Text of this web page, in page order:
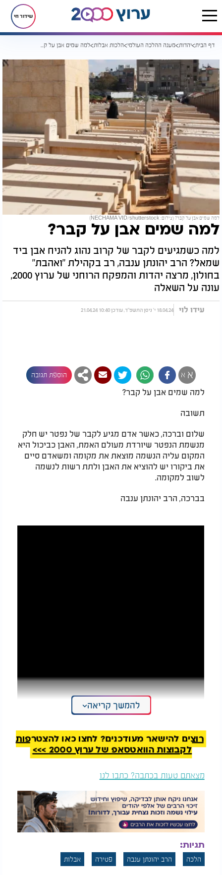
שידור חי
דף הבית יהדות מענה ההלכה העולמי הלכות אבלות למה שמים אבן על קבר?
למה שמים אבן על קבר? (צילום: NECHAMA VID/shutterstock)
למה שמים אבן על קבר?
למה כשמגיעים לקבר של קרוב נהוג להניח אבן ביד
שמאל? הרב יהונתן ענבה, רב בקהילת "ואהבת"
בחולון, מרצה יהדות והמפקח הרוחני של ערוץ 2000,
עונה על השאלה
עידו לוי 18.04.24 י' ניסן התשפ"ד, עודכן 10:40 21.04.24
א א הוספת תגובה
למה שמים אבן על קבר?
תשובה
שלום וברכה, כאשר אדם מגיע לקבר של נפטר יש חלק
מנשמת הנפטר שיורדת מעולם האמת, האבן כביכול היא
המקום עליה הנשמה מוצאת את מקומה ומשאדם סיים
את ביקורו יש להוציא את האבן ולתת רשות לנשמה
לשוב למקומה.
בברכה, הרב יהונתן ענבה
להמשך קריאה
רוצים להישאר מעודכנים? לחצו כאן להצטרפות
לקבוצות הוואטסאפ של ערוץ 2000 >>>
מצאתם טעות בכתבה? כתבו לנו
תגיות:
הלכה הרב יהונתן ענבה פטירה אבלות